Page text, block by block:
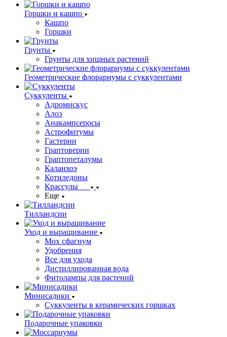
Горшки и кашпо
Кашпо
Горшки
Грунты
Грунты для хищных растений
Геометрические флорариумы с суккулентами
Суккуленты
Адромискус
Алоэ
Анакампсеросы
Астрофитумы
Гастерии
Граптоверии
Граптопеталумы
Каланхоэ
Котиледоны
Крассулы
Еще
Тилландсии
Уход и выращивание
Мох сфагнум
Удобрения
Все для ухода
Дистиллированная вода
Фитолампы для растений
Минисадики
Суккуленты в керамических горшках
Подарочные упаковки